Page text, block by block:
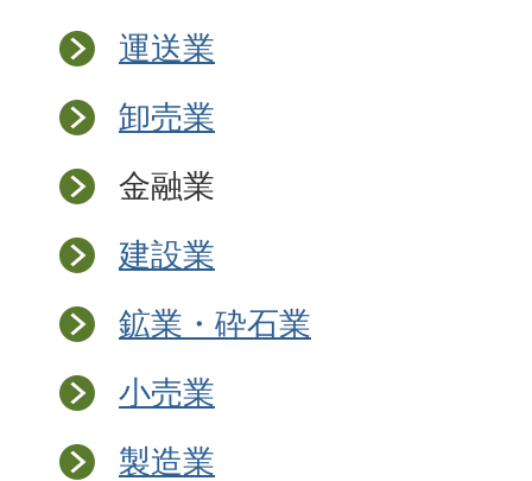
運送業
卸売業
金融業
建設業
鉱業・砕石業
小売業
製造業